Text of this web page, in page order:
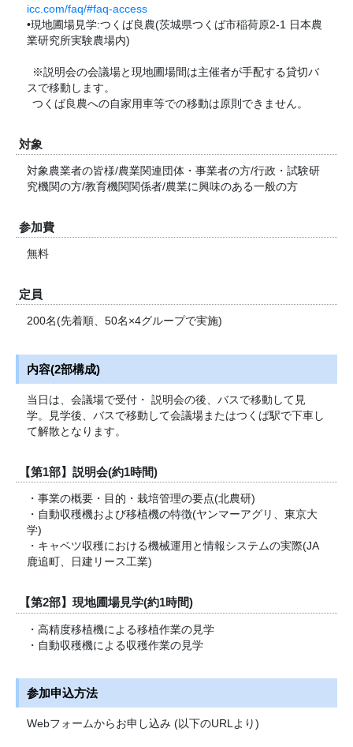
icc.com/faq/#faq-access
•現地圃場見学:つくば良農(茨城県つくば市稲荷原2-1 日本農
業研究所実験農場内)
※説明会の会議場と現地圃場間は主催者が手配する貸切バ
スで移動します。
つくば良農への自家用車等での移動は原則できません。
対象
対象農業者の皆様/農業関連団体・事業者の方/行政・試験研
究機関の方/教育機関関係者/農業に興味のある一般の方
参加費
無料
定員
200名(先着順、50名×4グループで実施)
内容(2部構成)
当日は、会議場で受付・ 説明会の後、バスで移動して見
学。見学後、バスで移動して会議場またはつくば駅で下車し
て解散となります。
【第1部】説明会(約1時間)
・事業の概要・目的・栽培管理の要点(北農研)
・自動収穫機および移植機の特徴(ヤンマーアグリ、東京大
学)
・キャベツ収穫における機械運用と情報システムの実際(JA
鹿追町、日建リース工業)
【第2部】現地圃場見学(約1時間)
・高精度移植機による移植作業の見学
・自動収穫機による収穫作業の見学
参加申込方法
Webフォームからお申し込み (以下のURLより)